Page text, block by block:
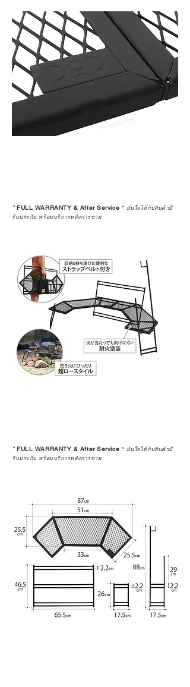
*FULL WARRANTY & After Service * มั่นใจได้กับสินค้ามี
รับประกัน พร้อมบริการหลังการขาย
*FULL WARRANTY & After Service * มั่นใจได้กับสินค้ามี
รับประกัน พร้อมบริการหลังการขาย